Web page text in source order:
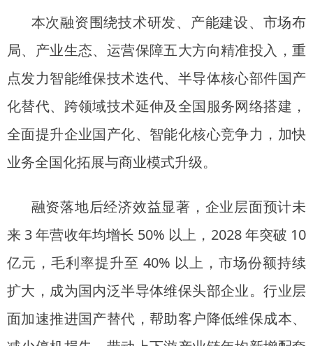
本次融资围绕技术研发、产能建设、市场布
局、产业生态、运营保障五大方向精准投入，重
点发力智能维保技术迭代、半导体核心部件国产
化替代、跨领域技术延伸及全国服务网络搭建，
全面提升企业国产化、智能化核心竞争力，加快
业务全国化拓展与商业模式升级。
融资落地后经济效益显著，企业层面预计未
来 3 年营收年均增长 50% 以上，2028 年突破 10
亿元，毛利率提升至 40% 以上，市场份额持续
扩大，成为国内泛半导体维保头部企业。行业层
面加速推进国产替代，帮助客户降低维保成本、